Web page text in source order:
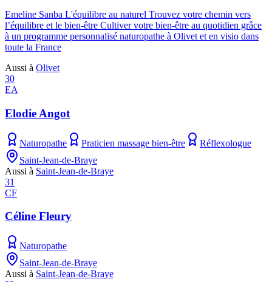
Emeline Sanba L'équilibre au naturel Trouvez votre chemin vers
l’équilibre et le bien-être Cultiver votre bien-être au quotidien grâce
à un programme personnalisé naturopathe à Olivet et en visio dans
toute la France
Aussi à Olivet
30
EA
Elodie Angot
Naturopathe Praticien massage bien-être
Réflexologue
Saint-Jean-de-Braye
Aussi à Saint-Jean-de-Braye
31
CF
Céline Fleury
Naturopathe
Saint-Jean-de-Braye
Aussi à Saint-Jean-de-Braye